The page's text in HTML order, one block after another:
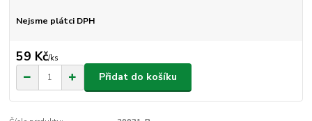
Nejsme plátci DPH
59 Kč/ks
Přidat do košíku